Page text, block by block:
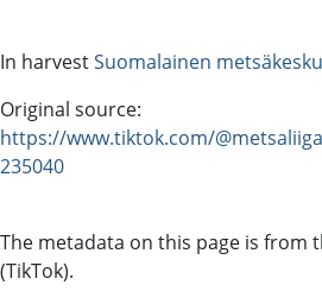
In harvestSuomalainen
Original source:
https://www.tiktok.com/
235040
The metadata on this page is from
(TikTok).